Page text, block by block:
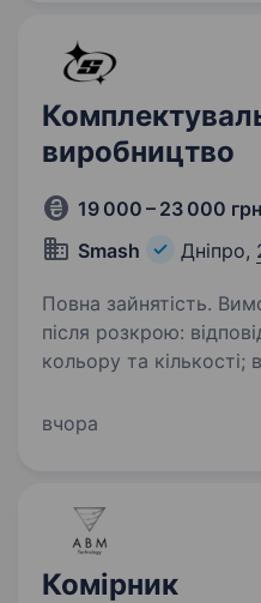
виробництво
19 000 – 23 000 грн
Smash
Дніпро,
Повна зайнятість. Вимоги: перевірка деталей
після розкрою:
кольору та кількості; виявлення та
комплектування крою
вчора
Комірник